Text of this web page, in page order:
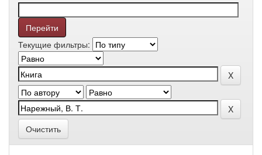
Текущие фильтры:
Очистить